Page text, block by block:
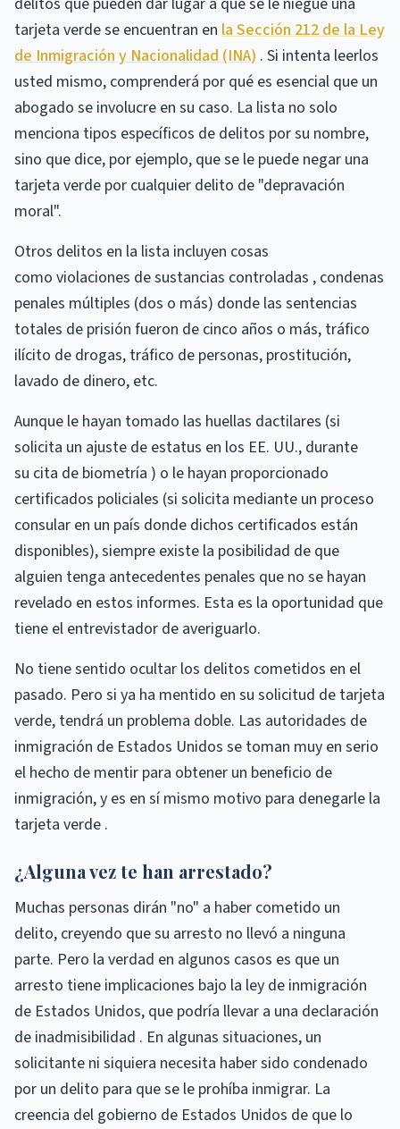
tarjeta verde se encuentran en la Sección 212 de la Ley
de Inmigración y Nacionalidad (INA) . Si intenta leerlos
usted mismo, comprenderá por qué es esencial que un
abogado se involucre en su caso. La lista no solo
menciona tipos específicos de delitos por su nombre,
sino que dice, por ejemplo, que se le puede negar una
tarjeta verde por cualquier delito de "depravación
moral".
Otros delitos en la lista incluyen cosas
como violaciones de sustancias controladas , condenas
penales múltiples (dos o más) donde las sentencias
totales de prisión fueron de cinco años o más, tráfico
ilícito de drogas, tráfico de personas, prostitución,
lavado de dinero, etc.
Aunque le hayan tomado las huellas dactilares (si
solicita un ajuste de estatus en los EE. UU., durante
su cita de biometría ) o le hayan proporcionado
certificados policiales (si solicita mediante un proceso
consular en un país donde dichos certificados están
disponibles), siempre existe la posibilidad de que
alguien tenga antecedentes penales que no se hayan
revelado en estos informes. Esta es la oportunidad que
tiene el entrevistador de averiguarlo.
No tiene sentido ocultar los delitos cometidos en el
pasado. Pero si ya ha mentido en su solicitud de tarjeta
verde, tendrá un problema doble. Las autoridades de
inmigración de Estados Unidos se toman muy en serio
el hecho de mentir para obtener un beneficio de
inmigración, y es en sí mismo motivo para denegarle la
tarjeta verde .
¿Alguna vez te han arrestado?
Muchas personas dirán "no" a haber cometido un
delito, creyendo que su arresto no llevó a ninguna
parte. Pero la verdad en algunos casos es que un
arresto tiene implicaciones bajo la ley de inmigración
de Estados Unidos, que podría llevar a una declaración
de inadmisibilidad . En algunas situaciones, un
solicitante ni siquiera necesita haber sido condenado
por un delito para que se le prohíba inmigrar. La
creencia del gobierno de Estados Unidos de que lo